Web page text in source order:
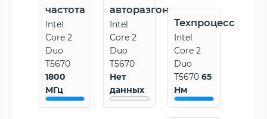
частота
Intel
Core 2
Duo
T5670
1800
МГц
авторазгона
Intel
Core 2
Duo
T5670
Нет
данных
Техпроцесс
Intel
Core 2
Duo
T567065
Нм